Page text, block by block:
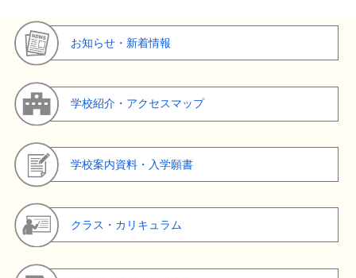
お知らせ・新着情報
学校紹介・アクセスマップ
学校案内資料・入学願書
クラス・カリキュラム